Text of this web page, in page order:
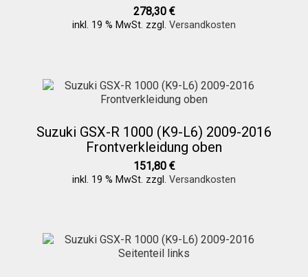
Warenkorb
Kasse
278,30 €
inkl. 19 % MwSt. zzgl. Versandkosten
Suzuki GSX-R 1000 (K9-L6) 2009-2016
Frontverkleidung oben
151,80 €
inkl. 19 % MwSt. zzgl. Versandkosten